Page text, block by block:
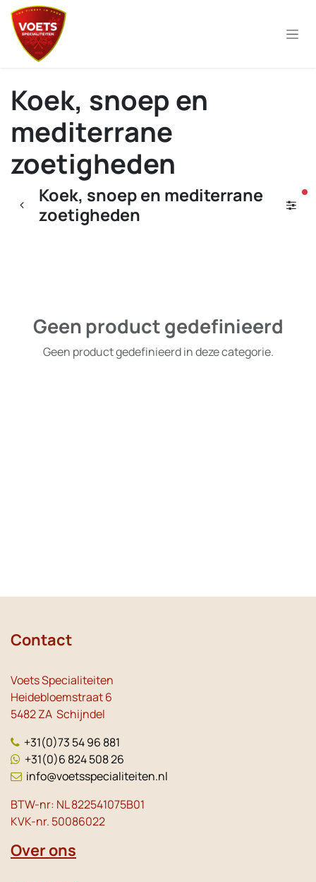
Overslaan naar inhoud
Koek, snoep en
mediterrane
zoetigheden
Koek, snoep en mediterrane
zoetigheden
Geen product gedefinieerd
Geen product gedefinieerd in deze categorie.
Contact
Voets Specialiteiten
Heidebloemstraat 6
5482 ZA Schijndel
+31(0)73 54 96 881
+31(0)6 824 508 26
info@voetsspecialiteiten.nl
BTW-nr: NL 822541075B01
KVK-nr. 50086022
Over ons